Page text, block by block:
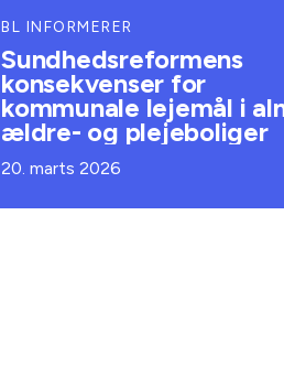
BL INFORMERER
Sundhedsreformens
konsekvenser for
kommunale lejemål i
ældre- og plejeboliger
20. marts 2026